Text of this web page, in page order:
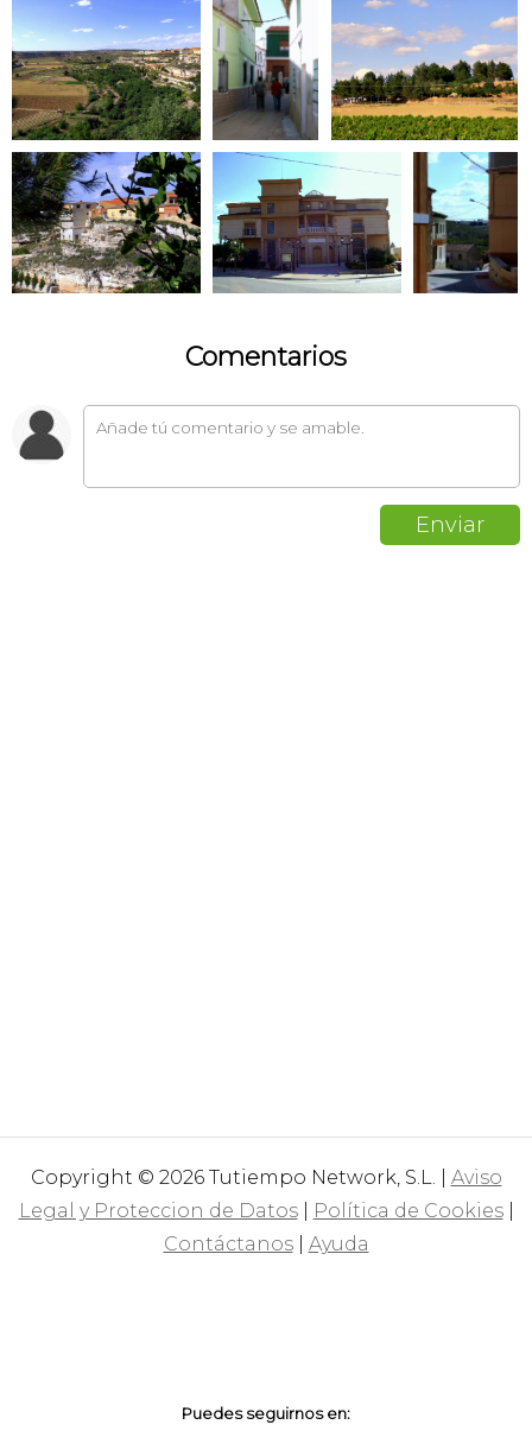
Comentarios
Copyright © 2026 Tutiempo Network, S.L. | Aviso
Legal y Proteccion de Datos| Política de Cookies|
Contáctanos| Ayuda
Puedes seguirnos en: